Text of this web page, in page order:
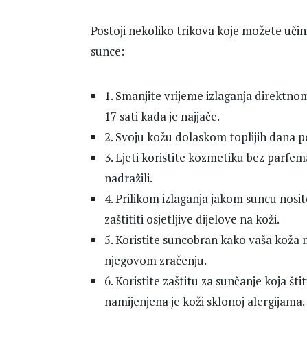
Postoji nekoliko trikova koje možete
sunce:
1. Smanjite vrijeme izlaganja
17 sati kada je najjače.
2. Svoju kožu dolaskom toplijih dana
3. Ljeti koristite kozmetiku bez
nadražili.
4. Prilikom izlaganja jakom suncu
zaštititi osjetljive dijelove na koži.
5. Koristite suncobran kako vaša
njegovom zračenju.
6. Koristite zaštitu za sunčanje koja
namijenjena je koži sklonoj alergijama.